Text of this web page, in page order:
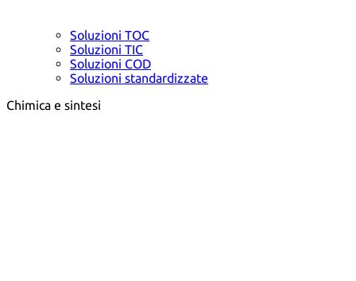
Soluzioni TOC
Soluzioni TIC
Soluzioni COD
Soluzioni standardizzate
Chimica e sintesi